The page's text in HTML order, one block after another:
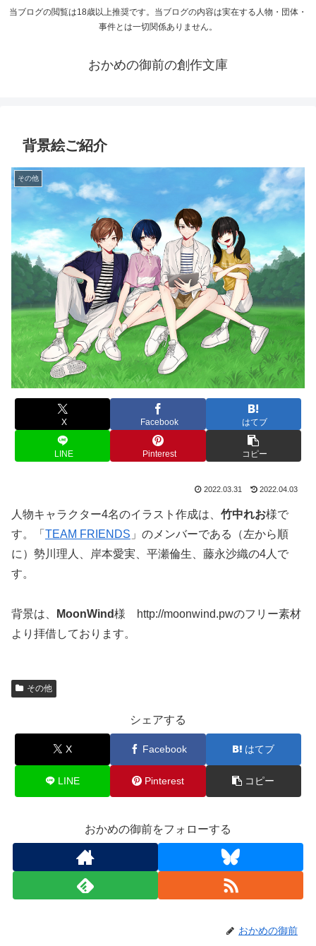
当ブログの閲覧は18歳以上推奨です。当ブログの内容は実在する人物・団体・
事件とは一切関係ありません。
おかめの御前の創作文庫
背景絵ご紹介
その他
X Facebook はてブ
LINE Pinterest コピー
2022.03.31 2022.04.03
人物キャラクター4名のイラスト作成は、 竹中れお様で
す。「 TEAM FRIENDS 」のメンバーである（左から順
に）勢川理人、岸本愛実、平瀬倫生、藤永沙織の4人で
す。
背景は、 MoonWind様 http://moonwind.pwのフリー素材
より拝借しております。
その他
シェアする
X Facebook はてブ
LINE Pinterest コピー
おかめの御前をフォローする
おかめの御前